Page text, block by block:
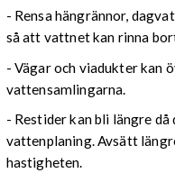
- Rensa hängrännor,
så att vattnet kan rinna
- Vägar och viadukter kan
vattensamlingarna.
- Restider kan bli längre
vattenplaning. Avsätt
hastigheten.